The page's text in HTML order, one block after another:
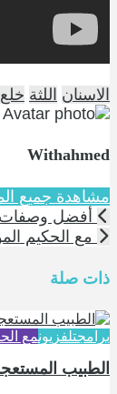
الاسنان اللثة
Withahmed
مشاهدة جميع
أفضل وصفات
مع الحكيم
ذات صلة
برامجتلفزيونمع
الطبيب